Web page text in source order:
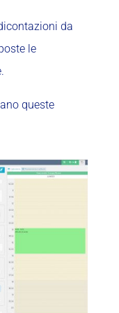
da
le
queste